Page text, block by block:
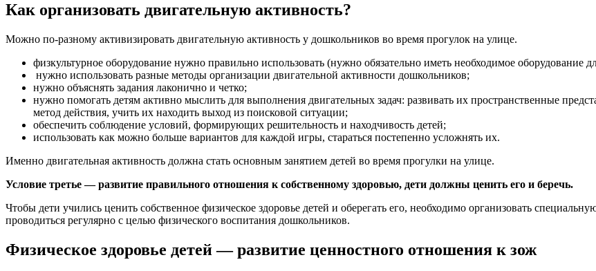
Как организовать двигательную активность?
Можно по-разному активизировать двигательную активность у дошкольников во время прогулок на улице.
физкультурное оборудование нужно правильно использовать (нужно обязательно иметь необходимое оборудование
нужно использовать разные методы организации двигательной активности дошкольников;
нужно объяснять задания лаконично и четко;
нужно помогать детям активно мыслить для выполнения двигательных задач: развивать их пространственные
метод действия, учить их находить выход из поисковой ситуации;
обеспечить соблюдение условий, формирующих решительность и находчивость детей;
использовать как можно больше вариантов для каждой игры, стараться постепенно усложнять их.
Именно двигательная активность должна стать основным занятием детей во время прогулки на улице.
Условие третье — развитие правильного отношения к собственному здоровью, дети должны ценить его и беречь.
Чтобы дети учились ценить собственное физическое здоровье детей и оберегать его, необходимо организовать
проводиться регулярно с целью физического воспитания дошкольников.
Физическое здоровье детей — развитие ценностного отношения к зож